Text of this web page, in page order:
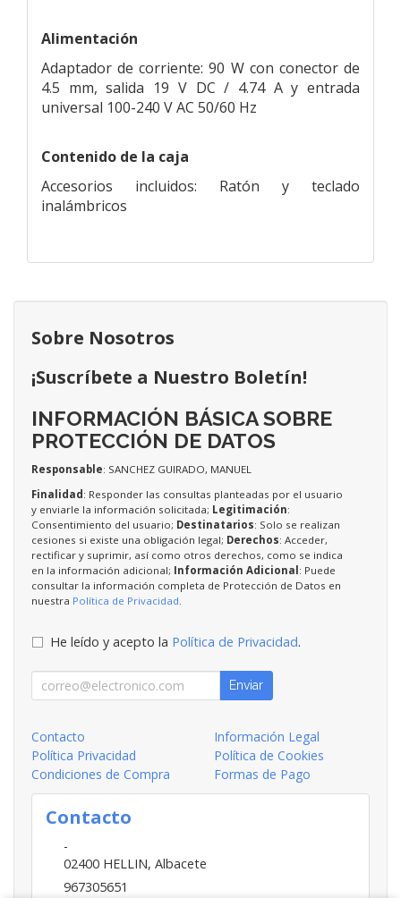
Alimentación
Adaptador de corriente: 90 W con conector de
4.5 mm, salida 19 V DC / 4.74 A y entrada
universal 100-240 V AC 50/60 Hz
Contenido de la caja
Accesorios incluidos: Ratón y teclado
inalámbricos
Sobre Nosotros
¡Suscríbete a Nuestro Boletín!
INFORMACIÓN BÁSICA SOBRE
PROTECCIÓN DE DATOS
Responsable: SANCHEZ GUIRADO, MANUEL
Finalidad: Responder las consultas planteadas por el usuario
y enviarle la información solicitada; Legitimación:
Consentimiento del usuario; Destinatarios: Solo se realizan
cesiones si existe una obligación legal; Derechos: Acceder,
rectificar y suprimir, así como otros derechos, como se indica
en la información adicional; Información Adicional: Puede
consultar la información completa de Protección de Datos en
nuestra Política de Privacidad
He leído y acepto la Política de Privacidad.
Enviar
Contacto
Información Legal
Política Privacidad
Política de Cookies
Condiciones de Compra
Formas de Pago
Contacto
-
02400 HELLIN, Albacete
967305651